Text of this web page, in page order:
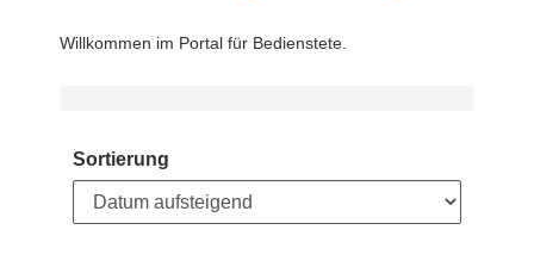
Willkommen im Portal für Bedienstete.
Sortierung